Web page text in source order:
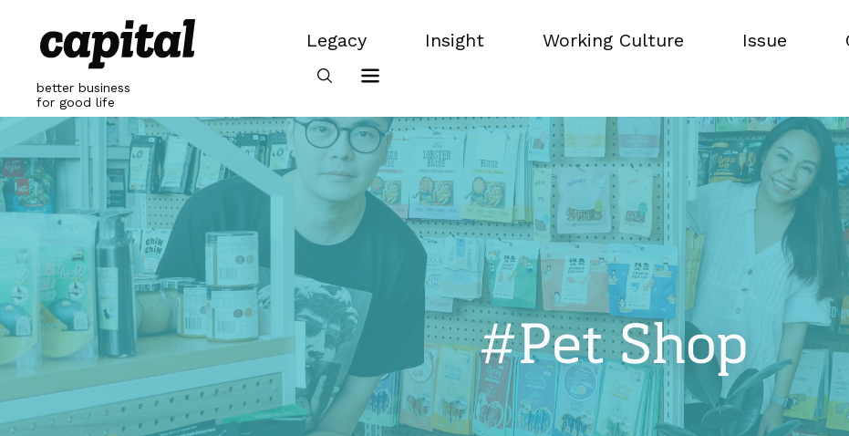
content
better business
for good life
Legacy
Legacy
Insight
Working Culture
Issue
#Pet Shop